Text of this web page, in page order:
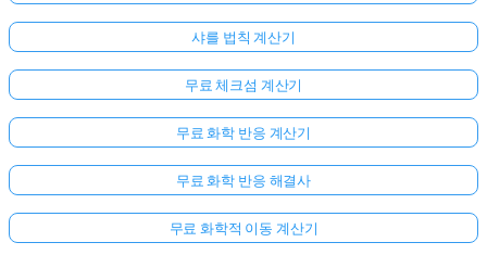
샤를 법칙 계산기
무료 체크섬 계산기
무료 화학 반응 계산기
무료 화학 반응 해결사
무료 화학적 이동 계산기